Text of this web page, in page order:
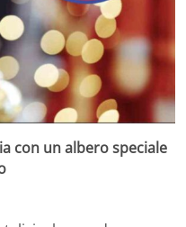
con un albero speciale